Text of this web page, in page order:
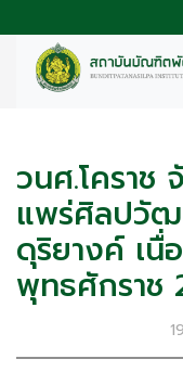
วนศ.โคราช
แพร่ศิลปวัฒ
ดุริยางค์ เนื่
พุทธศักราช